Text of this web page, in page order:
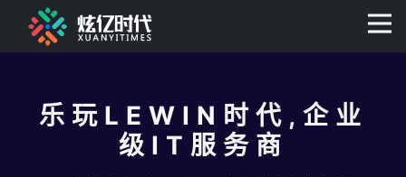
乐玩LEWIN时代,企业
级IT服务商